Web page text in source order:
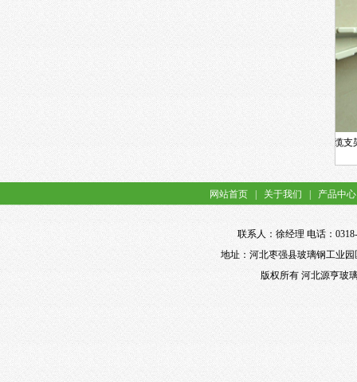
螺钉式电缆支架LD-250 组合式电缆支架ZH-250
网站首页 关于我们 产品中心
联系人：徐经理 电话：
地址：河北枣强县玻璃钢工业园
版权所有 河北源亨玻